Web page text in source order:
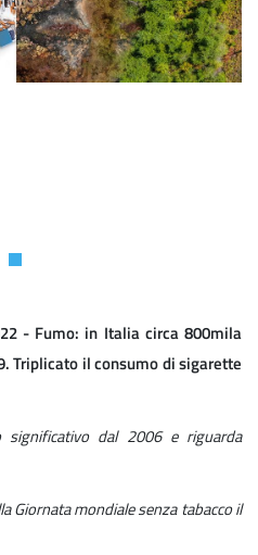
- Fumo: in Italia circa 800mila
Triplicato il consumo di sigarette
dal 2006 e riguarda
Giornata mondiale senza tabacco il